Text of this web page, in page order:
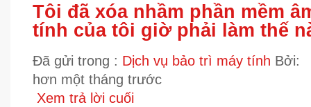
Tôi đã xóa nhầm phần mềm
tính của tôi giờ phải làm thế
Đã gửi trong : Dịch vụ bảo trì máy tính Bởi:
hơn một tháng trước
Xem trả lời cuối